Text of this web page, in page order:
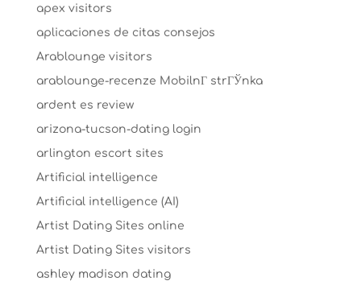
apex visitors
aplicaciones de citas consejos
Arablounge visitors
arablounge-recenze MobilnГ­ strГЎnka
ardent es review
arizona-tucson-dating login
arlington escort sites
Artificial intelligence
Artificial intelligence (AI)
Artist Dating Sites online
Artist Dating Sites visitors
ashley madison dating